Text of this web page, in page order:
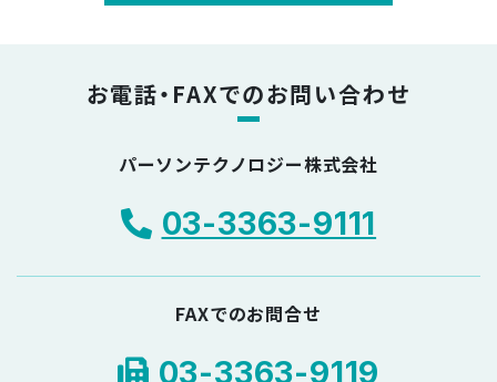
お電話・FAXでのお問い合わせ
パーソンテクノロジー株式会社
03-3363-9111
FAXでのお問合せ
03-3363-9119